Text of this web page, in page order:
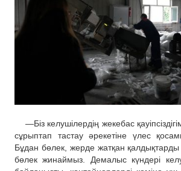
—Біз келушілердің жекебас
сұрыптап тастау әрекетіне үлес
Бұдан бөлек, жерде жатқан қалдықтарды
бөлек жинаймыз. Демалыс күндері